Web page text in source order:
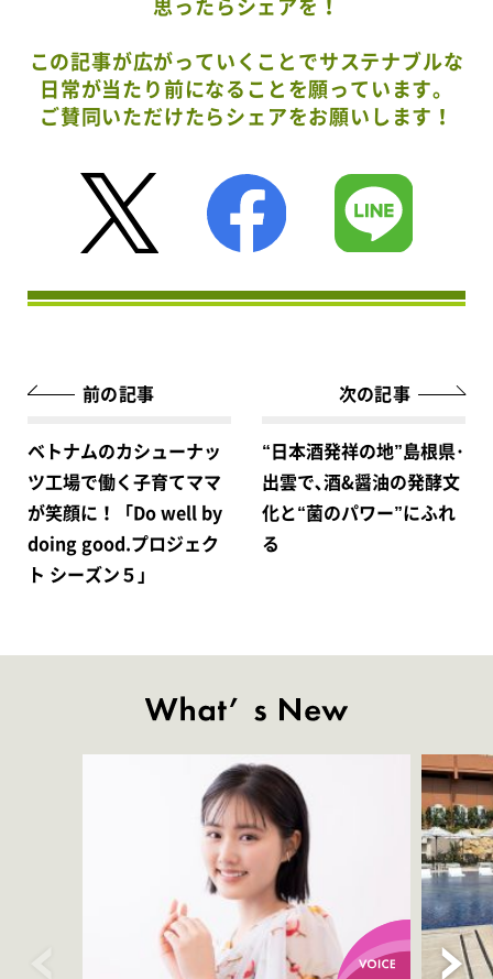
思ったらシェアを！
この記事が広がっていくことでサステナブルな
日常が当たり前になることを願っています。
ご賛同いただけたらシェアをお願いします！
前の記事
ベトナムのカシューナッ
ツ工場で働く子育てママ
が笑顔に！「Do well by
doing good.プロジェク
ト シーズン５」
次の記事
“日本酒発祥の地”島根県･
出雲で､酒&醤油の発酵文
化と“菌のパワー”にふれ
る